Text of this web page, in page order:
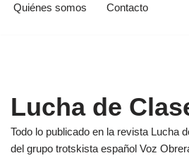
Quiénes somos
Contacto
Lucha de
Todo lo publicado en la revista Lucha
del grupo trotskista español Voz